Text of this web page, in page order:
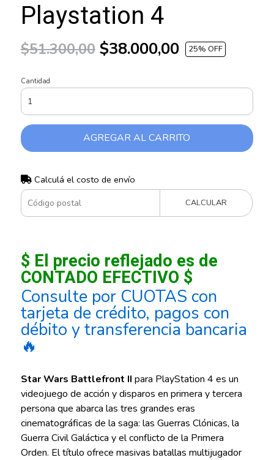
Playstation 4
$51.300,00$38.000,00 25% OFF
Cantidad
AGREGAR AL CARRITO
Calculá el costo de envío
CALCULAR
$ El precio reflejado es de
CONTADO EFECTIVO $
Consulte por CUOTAS con
tarjeta de crédito, pagos con
débito y transferencia bancaria
🔥
Star Wars Battlefront II para PlayStation 4 es un
videojuego de acción y disparos en primera y tercera
persona que abarca las tres grandes eras
cinematográficas de la saga: las Guerras Clónicas, la
Guerra Civil Galáctica y el conflicto de la Primera
Orden. El título ofrece masivas batallas multijugador